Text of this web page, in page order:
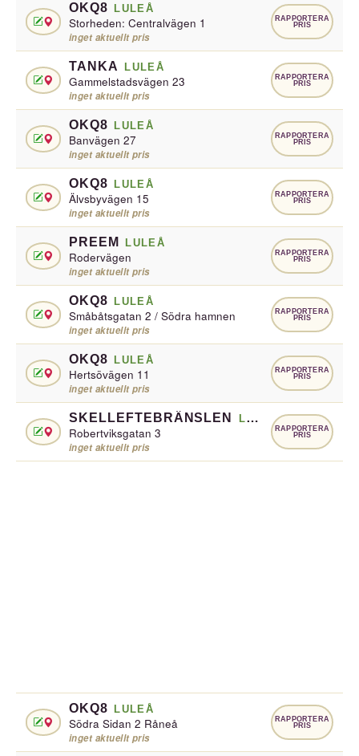
OKQ8 LULEÅ
Storheden: Centralvägen 1
inget aktuellt pris
RAPPORTERA
PRIS
TANKA LULEÅ
Gammelstadsvägen 23
inget aktuellt pris
RAPPORTERA
PRIS
OKQ8 LULEÅ
Banvägen 27
inget aktuellt pris
RAPPORTERA
PRIS
OKQ8 LULEÅ
Älvsbyvägen 15
inget aktuellt pris
RAPPORTERA
PRIS
PREEM LULEÅ
Rodervägen
inget aktuellt pris
RAPPORTERA
PRIS
OKQ8 LULEÅ
Småbåtsgatan 2 / Södra hamnen
inget aktuellt pris
RAPPORTERA
PRIS
OKQ8 LULEÅ
Hertsövägen 11
inget aktuellt pris
RAPPORTERA
PRIS
SKELLEFTEBRÄNSLEN LULEÅ
Robertviksgatan 3
inget aktuellt pris
RAPPORTERA
PRIS
OKQ8 LULEÅ
Södra Sidan 2 Råneå
inget aktuellt pris
RAPPORTERA
PRIS